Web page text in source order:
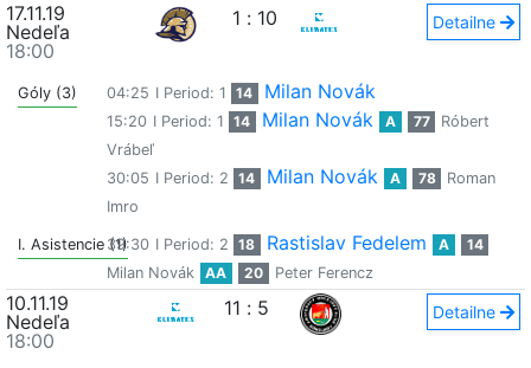
17.11.19
Nedeľa
18:00
1 : 10 Detailne
Góly (3) 04:25 I Period: 1 14 Milan Novák
15:20 I Period: 1 14 Milan Novák A 77
Róbert
Vrábeľ
30:05 I Period: 2 14 Milan Novák A 78
Roman
Imro
I. Asistencie (1)39:30 I Period: 2 18 Rastislav Fedelem A
14
Milan Novák
AA 20 Peter Ferencz
10.11.19
Nedeľa
18:00
11 : 5 Detailne